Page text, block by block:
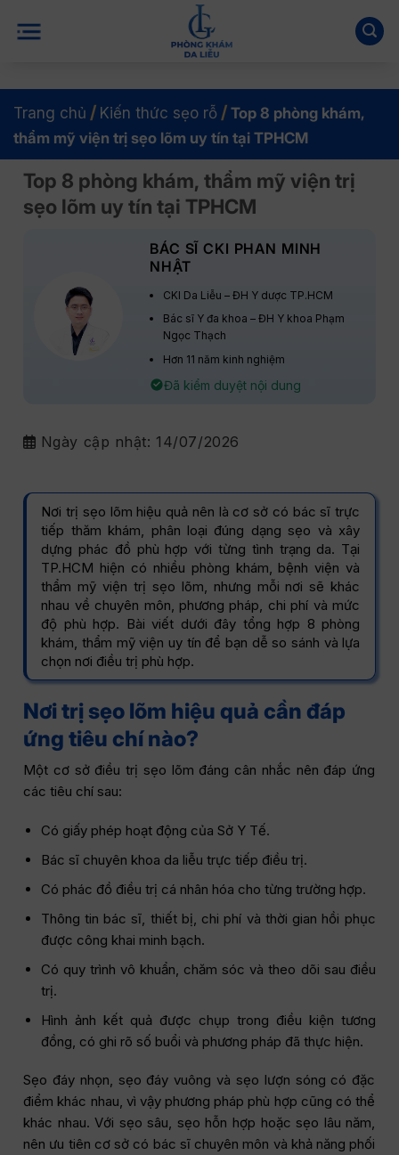
qua
Trang chủ / Kiến thức sẹo rỗ / Top 8 phòng khám,
thẩm mỹ viện trị sẹo lõm uy tín tại TPHCM
Top 8 phòng khám, thẩm mỹ viện trị
sẹo lõm uy tín tại TPHCM
BÁC SĨ CKI PHAN MINH
NHẬT
CKI Da Liễu – ĐH Y dược TP.HCM
Bác sĩ Y đa khoa – ĐH Y khoa Phạm
Ngọc Thạch
Hơn 11 năm kinh nghiệm
Đã kiểm duyệt nội dung
Ngày cập nhật: 14/07/2026
Nơi trị sẹo lõm hiệu quả nên là cơ sở có bác sĩ trực
tiếp thăm khám, phân loại đúng dạng sẹo và xây
dựng phác đồ phù hợp với từng tình trạng da. Tại
TP.HCM hiện có nhiều phòng khám, bệnh viện và
thẩm mỹ viện trị sẹo lõm, nhưng mỗi nơi sẽ khác
nhau về chuyên môn, phương pháp, chi phí và mức
độ phù hợp. Bài viết dưới đây tổng hợp 8 phòng
khám, thẩm mỹ viện uy tín để bạn dễ so sánh và lựa
chọn nơi điều trị phù hợp.
Nơi trị sẹo lõm hiệu quả cần đáp
ứng tiêu chí nào?
Một cơ sở điều trị sẹo lõm đáng cân nhắc nên đáp ứng
các tiêu chí sau:
Có giấy phép hoạt động của Sở Y Tế.
Bác sĩ chuyên khoa da liễu trực tiếp điều trị.
Có phác đồ điều trị cá nhân hóa cho từng trường hợp.
Thông tin bác sĩ, thiết bị, chi phí và thời gian hồi phục
được công khai minh bạch.
Có quy trình vô khuẩn, chăm sóc và theo dõi sau điều
trị.
Hình ảnh kết quả được chụp trong điều kiện tương
đồng, có ghi rõ số buổi và phương pháp đã thực hiện.
Sẹo đáy nhọn, sẹo đáy vuông và sẹo lượn sóng có đặc
điểm khác nhau, vì vậy phương pháp phù hợp cũng có thể
khác nhau. Với sẹo sâu, sẹo hỗn hợp hoặc sẹo lâu năm,
nên ưu tiên cơ sở có bác sĩ chuyên môn và khả năng phối